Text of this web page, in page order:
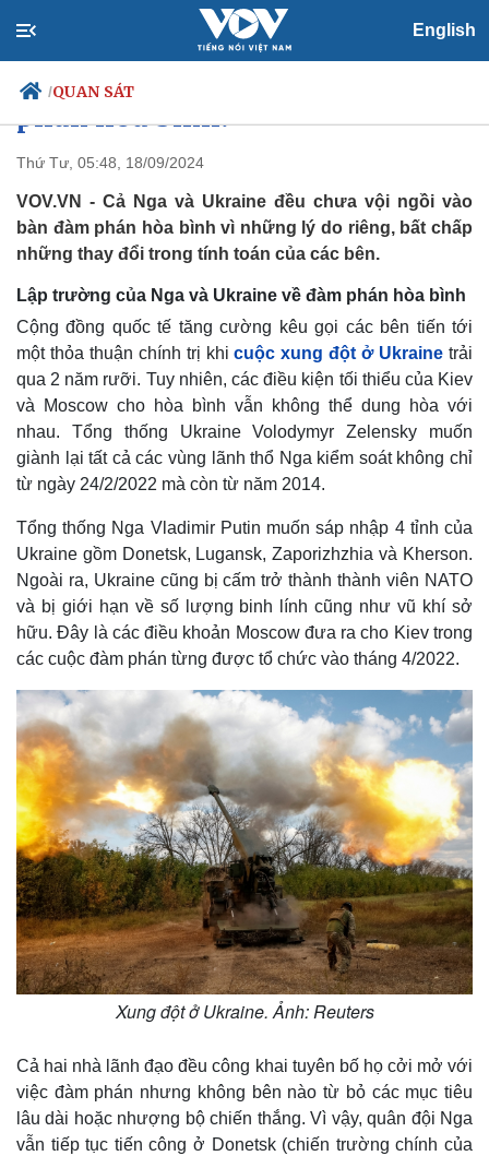
English
/QUAN SÁT
Chính trị
Đảng
Tổ chức nhân sự
Nhận diện sự thật
Xã hội
Tin 24h
Dự báo thời tiết
Dấu ấn VOV
Việc làm
Biển đảo
Thế giới
Quan sát
Cuộc sống đó đây
Multimedia
Video
Ảnh
Chiến sự ở thời điểm bước ngoặt,
vì sao Nga-Ukraine chưa vội đàm
phán hòa bình?
Thứ Tư, 05:48, 18/09/2024
VOV.VN - Cả Nga và Ukraine đều chưa vội ngồi vào
bàn đàm phán hòa bình vì những lý do riêng, bất chấp
những thay đổi trong tính toán của các bên.
Lập trường của Nga và Ukraine về đàm phán hòa bình
Cộng đồng quốc tế tăng cường kêu gọi các bên tiến tới
một thỏa thuận chính trị khicuộc xung đột ở Ukraine trải
qua 2 năm rưỡi. Tuy nhiên, các điều kiện tối thiểu của Kiev
và Moscow cho hòa bình vẫn không thể dung hòa với
nhau. Tổng thống Ukraine Volodymyr Zelensky muốn
giành lại tất cả các vùng lãnh thổ Nga kiểm soát không chỉ
từ ngày 24/2/2022 mà còn từ năm 2014.
Tổng thống Nga Vladimir Putin muốn sáp nhập 4 tỉnh của
Ukraine gồm Donetsk, Lugansk, Zaporizhzhia và Kherson.
Ngoài ra, Ukraine cũng bị cấm trở thành thành viên NATO
và bị giới hạn về số lượng binh lính cũng như vũ khí sở
hữu. Đây là các điều khoản Moscow đưa ra cho Kiev trong
các cuộc đàm phán từng được tổ chức vào tháng 4/2022.
Xung đột ở Ukraine. Ảnh: Reuters
Cả hai nhà lãnh đạo đều công khai tuyên bố họ cởi mở với
việc đàm phán nhưng không bên nào từ bỏ các mục tiêu
lâu dài hoặc nhượng bộ chiến thắng. Vì vậy, quân đội Nga
vẫn tiếp tục tiến công ở Donetsk (chiến trường chính của